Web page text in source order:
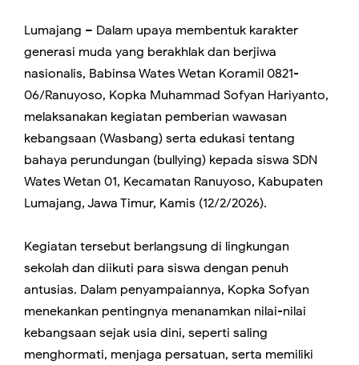
Lumajang – Dalam upaya membentuk karakter
generasi muda yang berakhlak dan berjiwa
nasionalis, Babinsa Wates Wetan Koramil 0821-
06/Ranuyoso, Kopka Muhammad Sofyan Hariyanto,
melaksanakan kegiatan pemberian wawasan
kebangsaan (Wasbang) serta edukasi tentang
bahaya perundungan (bullying) kepada siswa SDN
Wates Wetan 01, Kecamatan Ranuyoso, Kabupaten
Lumajang, Jawa Timur, Kamis (12/2/2026).
Kegiatan tersebut berlangsung di lingkungan
sekolah dan diikuti para siswa dengan penuh
antusias. Dalam penyampaiannya, Kopka Sofyan
menekankan pentingnya menanamkan nilai-nilai
kebangsaan sejak usia dini, seperti saling
menghormati, menjaga persatuan, serta memiliki